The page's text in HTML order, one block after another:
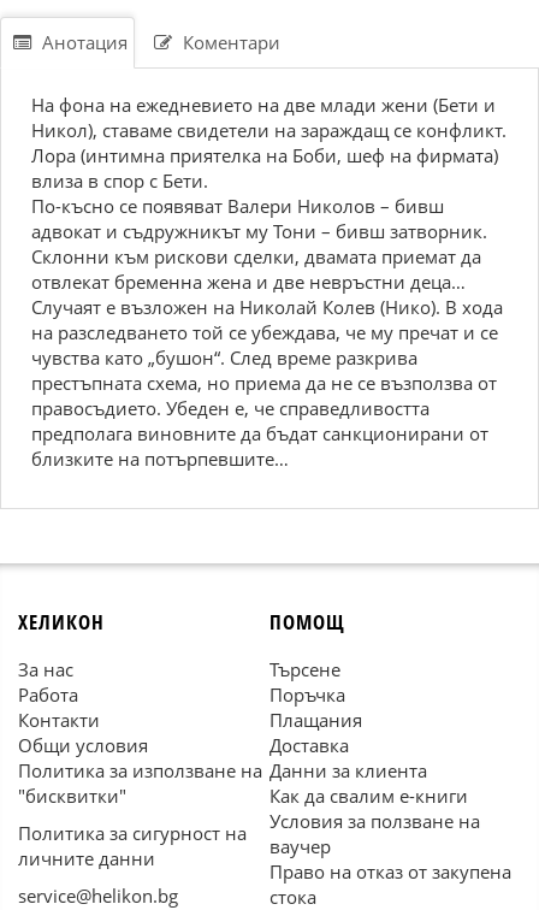
Анотация Коментари
На фона на ежедневието на две млади жени (Бети и
Никол), ставаме свидетели на зараждащ се конфликт.
Лора (интимна приятелка на Боби, шеф на фирмата)
влиза в спор с Бети.
По-късно се появяват Валери Николов – бивш
адвокат и съдружникът му Тони – бивш затворник.
Склонни към рискови сделки, двамата приемат да
отвлекат бременна жена и две невръстни деца…
Случаят е възложен на Николай Колев (Нико). В хода
на разследването той се убеждава, че му пречат и се
чувства като „бушон“. След време разкрива
престъпната схема, но приема да не се възползва от
правосъдието. Убеден е, че справедливостта
предполага виновните да бъдат санкционирани от
близките на потърпевшите…
ХЕЛИКОН
За нас
Работа
Контакти
Общи условия
Политика за използване на
"бисквитки"
Политика за сигурност на
личните данни
service@helikon.bg
ПОМОЩ
Търсене
Поръчка
Плащания
Доставка
Данни за клиента
Как да свалим е-книги
Условия за ползване на
ваучер
Право на отказ от закупена
стока